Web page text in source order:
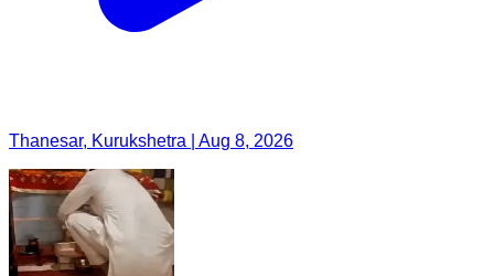
Thanesar, Kurukshetra | Aug 8, 2026